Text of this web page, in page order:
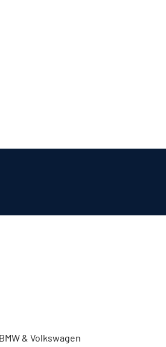
& Volkswagen